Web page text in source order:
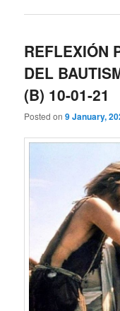
REFLEXIÓN
DEL
(B) 10-01-21
Posted on9 January,